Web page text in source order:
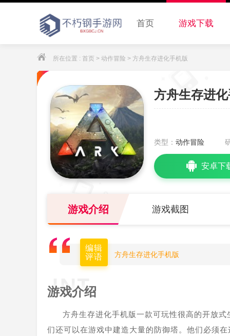
首页 游戏下载
所在位置 : 首页 > 动作冒险 > 方舟生存进化手机版
方舟生存进
类型： 动作冒险
安卓下
游戏介绍 游戏截图
编辑
评语
方舟生存进化手机版
游戏介绍
方舟生存进化手机版一款可玩性很高的开放
们还可以在游戏中建造大量的防御塔。他们必须